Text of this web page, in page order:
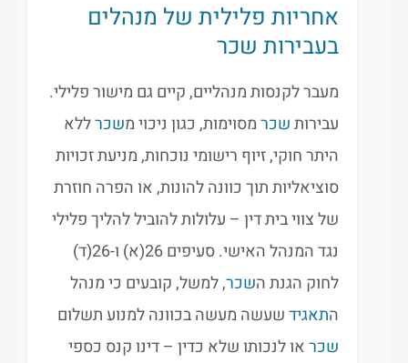
אחריות פלילית של מנהלים
בעבירות שכר
מעבר לקנסות מנהליים, קיים גם מישור פלילי.
עבירותשכרמסוימות, כגון ניכוי משכרללא
היתר חוקי, זיוף רישומי נוכחות, מניעת זכויות
סוציאליות תוך כוונה להונות, או הפרה חוזרת
של צווי בית דין – עלולות להוביל להליך פלילי
נגד המנהל האישי. סעיפים 26(א) ו-26(ד)
לחוק הגנת השכר, למשל, קובעים כי מנהל
התאגידשעשה מעשה בכוונה למנוע תשלום
שכראו לנכותו שלא כדין – דינו קנס כספי